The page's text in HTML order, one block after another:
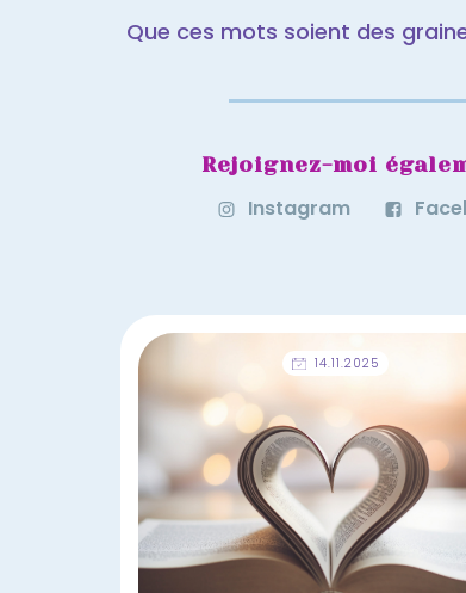
Que ces mots soient des
Rejoignez-moi
Instagram
14.11.2025